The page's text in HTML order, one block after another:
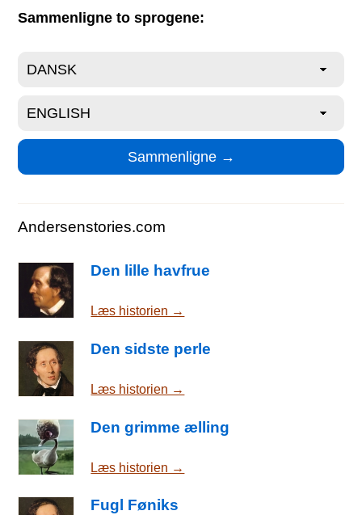
Sammenligne to sprogene:
Andersenstories.com
Den lille havfrue
Læs historien →
Den sidste perle
Læs historien →
Den grimme ælling
Læs historien →
Fugl Føniks